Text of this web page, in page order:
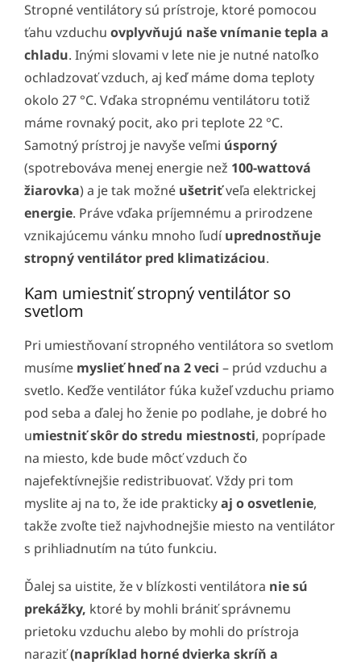
Stropné ventilátory sú prístroje, ktoré pomocou
ťahu vzduchu ovplyvňujú naše vnímanie tepla a
chladu. Inými slovami v lete nie je nutné natoľko
ochladzovať vzduch, aj keď máme doma teploty
okolo 27 °C. Vďaka stropnému ventilátoru totiž
máme rovnaký pocit, ako pri teplote 22 °C.
Samotný prístroj je navyše veľmi úsporný
(spotrebováva menej energie než 100-wattová
žiarovka) a je tak možné ušetriťveľa elektrickej
energie. Práve vďaka príjemnému a prirodzene
vznikajúcemu vánku mnoho ľudí uprednostňuje
stropný ventilátor pred klimatizáciou.
Kam umiestniť stropný ventilátor so
svetlom
Pri umiestňovaní stropného ventilátora so svetlom
musíme myslieť hneď na 2 veci – prúd vzduchu a
svetlo. Keďže ventilátor fúka kužeľ vzduchu priamo
pod seba a ďalej ho ženie po podlahe, je dobré ho
umiestniť skôr do stredu miestnosti, poprípade
na miesto, kde bude môcť vzduch čo
najefektívnejšie redistribuovať. Vždy pri tom
myslite aj na to, že ide praktickyaj o osvetlenie,
takže zvoľte tiež najvhodnejšie miesto na ventilátor
s prihliadnutím na túto funkciu.
Ďalej sa uistite, že v blízkosti ventilátora nie sú
prekážky, ktoré by mohli brániť správnemu
prietoku vzduchu alebo by mohli do prístroja
naraziť(napríklad horné dvierka skríň a